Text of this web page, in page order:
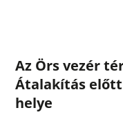
Az Örs vezér
Átalakítás
helye